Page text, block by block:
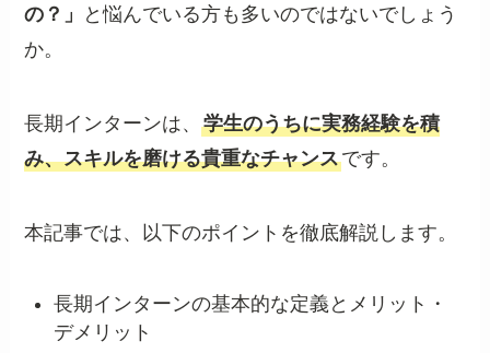
の？」
と悩んでいる方も多いのではないでしょう
か。
長期インターンは、学生のうちに実務経験を積
み、スキルを磨ける貴重なチャンスです。
本記事では、以下のポイントを徹底解説します。
長期インターンの基本的な定義とメリット・
デメリット